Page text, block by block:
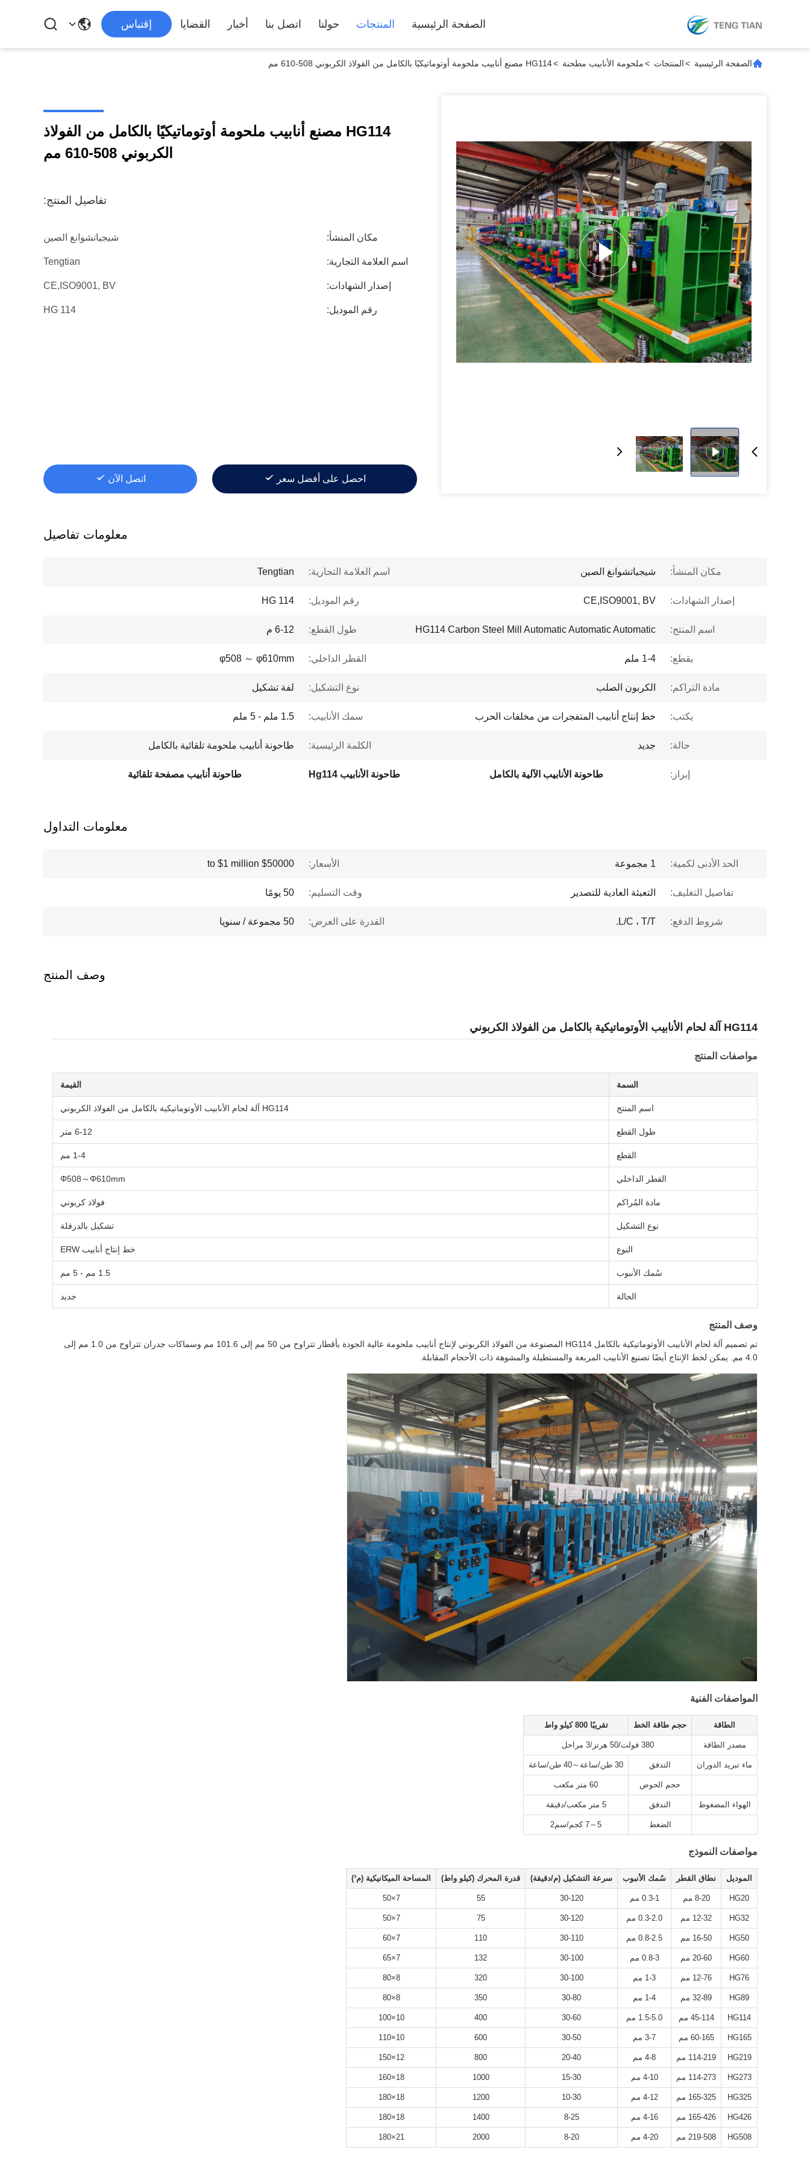
الصفحة الرئيسية المنتجات حولنا اتصل بنا أخبار القضايا إقتباس
الصفحة الرئيسية >المنتجات >ملحومة الأنابيب مطحنة >HG114 مصنع أنابيب ملحومة أوتوماتيكيًا بالكامل من الفولاذ الكربوني 508-610 مم
HG114 مصنع أنابيب ملحومة أوتوماتيكيًا بالكامل من الفولاذ
الكربوني 508-610 مم
تفاصيل المنتج:
مكان المنشأ: شيجياتشوانغ الصين
اسم العلامة التجارية: Tengtian
إصدار الشهادات: CE,ISO9001, BV
رقم الموديل: HG 114
احصل على أفضل سعر اتصل الآن
معلومات تفاصيل
مكان المنشأ: شيجياتشوانغ الصين اسم العلامة التجارية: Tengtian
إصدار الشهادات: CE,ISO9001, BV رقم الموديل: HG 114
اسم المنتج: HG114 Carbon Steel Mill Automatic Automatic Automatic طول القطع: 6-12 م
يقطع: 1-4 ملم القطر الداخلي: φ508 ～ φ610mm
مادة التراكم: الكربون الصلب نوع التشكيل: لفة تشكيل
يكتب: خط إنتاج أنابيب المتفجرات من مخلفات الحرب سمك الأنابيب: 1.5 ملم - 5 ملم
حالة: جديد الكلمة الرئيسية: طاحونة أنابيب ملحومة تلقائية بالكامل
إبراز: طاحونة الأنابيب الآلية بالكامل طاحونة الأنابيب Hg114 طاحونة أنابيب مصفحة تلقائية
معلومات التداول
الحد الأدنى لكمية: 1 مجموعة الأسعار: $50000 to $1 million
تفاصيل التغليف: التعبئة العادية للتصدير وقت التسليم: 50 يومًا
شروط الدفع: L/C ، T/T. القدرة على العرض: 50 مجموعة / سنويا
وصف المنتج
HG114 آلة لحام الأنابيب الأوتوماتيكية بالكامل من الفولاذ الكربوني
مواصفات المنتج
السمة القيمة
اسم المنتج HG114 آلة لحام الأنابيب الأوتوماتيكية بالكامل من الفولاذ الكربوني
طول القطع 6-12 متر
القطع 1-4 مم
القطر الداخلي Φ508～Φ610mm
مادة المُراكم فولاذ كربوني
نوع التشكيل تشكيل بالدرفلة
النوع خط إنتاج أنابيب ERW
سُمك الأنبوب 1.5 مم - 5 مم
الحالة جديد
وصف المنتج
تم تصميم آلة لحام الأنابيب الأوتوماتيكية بالكامل HG114 المصنوعة من الفولاذ الكربوني لإنتاج أنابيب ملحومة عالية الجودة بأقطار تتراوح من 50 مم إلى 101.6 مم وسماكات جدران تتراوح من 1.0 مم إلى
4.0 مم. يمكن لخط الإنتاج أيضًا تصنيع الأنابيب المربعة والمستطيلة والمشوهة ذات الأحجام المقابلة.
المواصفات الفنية
الطاقة حجم طاقة الخط تقريبًا 800 كيلو واط
مصدر الطاقة 380 فولت/50 هرتز/3 مراحل
ماء تبريد الدوران التدفق 30 طن/ساعة～40 طن/ساعة
حجم الحوض 60 متر مكعب
الهواء المضغوط التدفق 5 متر مكعب/دقيقة
الضغط 5～7 كجم/سم2
مواصفات النموذج
الموديل نطاق القطر سُمك الأنبوب سرعة التشكيل (م/دقيقة) قدرة المحرك (كيلو واط) المساحة الميكانيكية (م³)
HG20 8-20 مم 0.3-1 مم 30-120
55
7×50
HG32 12-32 مم 0.3-2.0 مم 30-120
75
7×50
HG50 16-50 مم 0.8-2.5 مم 30-110
110
7×60
HG60 20-60 مم 0.8-3 مم 30-100
132
7×65
HG76 12-76 مم 1-3 مم 30-100
320
8×80
HG89 32-89 مم 1-4 مم 30-80
350
8×80
HG114 45-114 مم 1.5-5.0 مم 30-60
400
10×100
HG165 60-165 مم 3-7 مم 30-50
600
10×110
HG219 114-219 مم 4-8 مم 20-40
800
12×150
HG273 114-273 مم 4-10 مم 15-30
1000
18×160
HG325 165-325 مم 4-12 مم 10-30
1200
18×180
HG426 165-426 مم 4-16 مم 8-25
1400
18×180
HG508 219-508 مم 4-20 مم 8-20
2000
21×180